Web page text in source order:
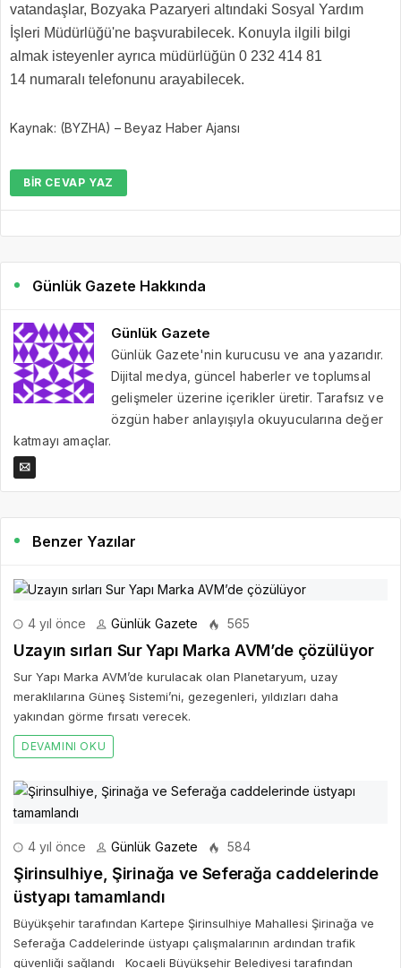
vatandaşlar, Bozyaka Pazaryeri altındaki Sosyal Yardım
İşleri Müdürlüğü'ne başvurabilecek. Konuyla ilgili bilgi
almak isteyenler ayrıca müdürlüğün 0 232 414 81
14 numaralı telefonunu arayabilecek.
Kaynak: (BYZHA) – Beyaz Haber Ajansı
BIR CEVAP YAZ
Günlük Gazete Hakkında
Günlük Gazete
Günlük Gazete'nin kurucusu ve ana yazarıdır.
Dijital medya, güncel haberler ve toplumsal
gelişmeler üzerine içerikler üretir. Tarafsız ve
özgün haber anlayışıyla okuyucularına değer
katmayı amaçlar.
Benzer Yazılar
4 yıl önce Günlük Gazete 565
Uzayın sırları Sur Yapı Marka AVM’de çözülüyor
Sur Yapı Marka AVM’de kurulacak olan Planetaryum, uzay
meraklılarına Güneş Sistemi’ni, gezegenleri, yıldızları daha
yakından görme fırsatı verecek.
DEVAMINI OKU
4 yıl önce Günlük Gazete 584
Şirinsulhiye, Şirinağa ve Seferağa caddelerinde
üstyapı tamamlandı
Büyükşehir tarafından Kartepe Şirinsulhiye Mahallesi Şirinağa ve
Seferağa Caddelerinde üstyapı çalışmalarının ardından trafik
güvenliği sağlandı Kocaeli Büyükşehir Belediyesi tarafından